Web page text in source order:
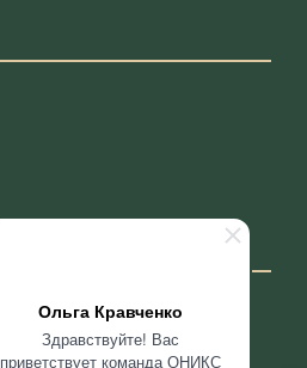
Ольга Кравченко
Здравствуйте! Вас
приветствует команда ОНИКС